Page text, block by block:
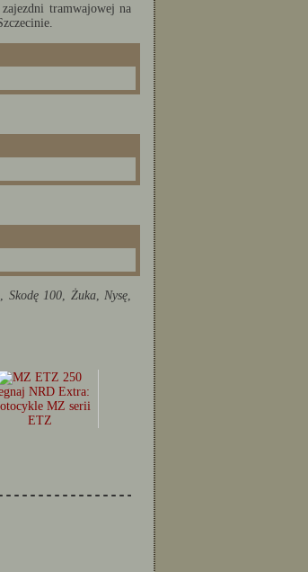
tramwajowej na
Skodę 100 Żuka, Nysę
NRD Extra:
MZ serii
ETZ